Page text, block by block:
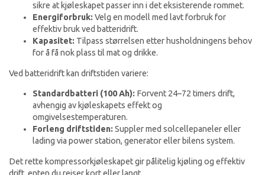
sikre at kjøleskapet passer inn i det eksisterende rommet.
Energiforbruk:Velg en modell med lavt forbruk for
effektiv bruk ved batteridrift.
Kapasitet: Tilpass størrelsen etter husholdningens behov
for å få nok plass til mat og drikke.
Ved batteridrift kan driftstiden variere:
Standardbatteri (100 Ah): Forvent 24–72 timers drift,
avhengig av kjøleskapets effekt og
omgivelsestemperaturen.
Forleng driftstiden:Suppler med solcellepaneler eller
lading via power station, generator eller bilens system.
Det rette kompressorkjøleskapet gir pålitelig kjøling og effektiv
drift, enten du reiser kort eller langt.